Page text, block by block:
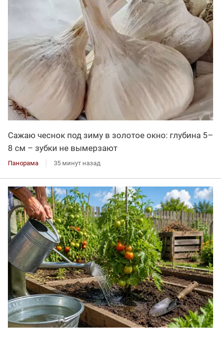
Сажаю чеснок под зиму в золотое окно: глубина 5–
8 см – зубки не вымерзают
Панорама 35 минут назад